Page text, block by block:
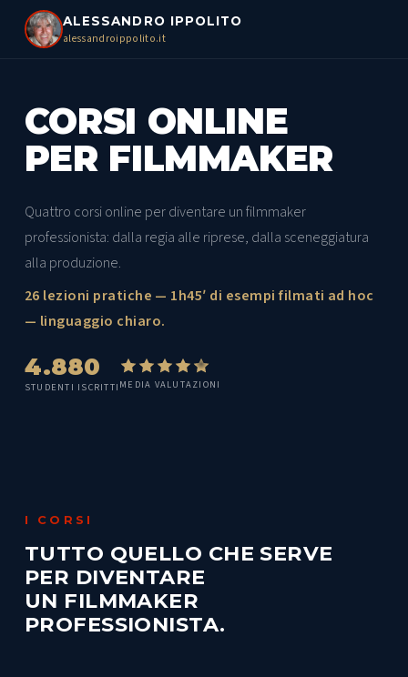
ALESSANDRO IPPOLITO
alessandroippolito.it
CORSI ONLINE
PER FILMMAKER
Quattro corsi online per diventare un filmmaker
professionista: dalla regia alle riprese, dalla sceneggiatura
alla produzione.
26 lezioni pratiche — 1h45′ di esempi filmati ad hoc
— linguaggio chiaro.
4.880
STUDENTI ISCRITTI MEDIA VALUTAZIONI
I CORSI
TUTTO QUELLO CHE SERVE
PER DIVENTARE
UN FILMMAKER
PROFESSIONISTA.